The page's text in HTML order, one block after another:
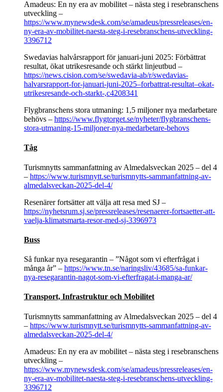
Amadeus: En ny era av mobilitet – nästa steg i resebranschens
utveckling –
https://www.mynewsdesk.com/se/amadeus/pressreleases/en-
ny-era-av-mobilitet-naesta-steg-i-resebranschens-utveckling-
3396712
Swedavias halvårsrapport för januari-juni 2025: Förbättrat
resultat, ökat utrikesresande och stärkt linjeutbud –
https://news.cision.com/se/swedavia-ab/r/swedavias-
halvarsrapport-for-januari-juni-2025–forbattrat-resultat–okat-
utrikesresande-och-starkt-,c4208341
Flygbranschens stora utmaning: 1,5 miljoner nya medarbetare
behövs – https://www.flygtorget.se/nyheter/flygbranschens-
stora-utmaning-15-miljoner-nya-medarbetare-behovs
Tåg
Turismnytts sammanfattning av Almedalsveckan 2025 – del 4
– https://www.turismnytt.se/turismnytts-sammanfattning-av-
almedalsveckan-2025-del-4/
Resenärer fortsätter att välja att resa med SJ –
https://nyhetsrum.sj.se/pressreleases/resenaerer-fortsaetter-att-
vaelja-klimatsmarta-resor-med-sj-3396973
Buss
Så funkar nya resegarantin – ”Något som vi efterfrågat i
många år” – https://www.tn.se/naringsliv/43685/sa-funkar-
nya-resegarantin-nagot-som-vi-efterfragat-i-manga-ar/
Transport, Infrastruktur och Mobilitet
Turismnytts sammanfattning av Almedalsveckan 2025 – del 4
– https://www.turismnytt.se/turismnytts-sammanfattning-av-
almedalsveckan-2025-del-4/
Amadeus: En ny era av mobilitet – nästa steg i resebranschens
utveckling –
https://www.mynewsdesk.com/se/amadeus/pressreleases/en-
ny-era-av-mobilitet-naesta-steg-i-resebranschens-utveckling-
3396712